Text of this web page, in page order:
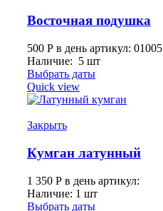
Восточная подушка
500 Р в день артикул: 01005
Наличие: 5 шт
Выбрать даты
Quick view
Закрыть
Кумган латунный
1 350 Р в день артикул:
Наличие: 1 шт
Выбрать даты